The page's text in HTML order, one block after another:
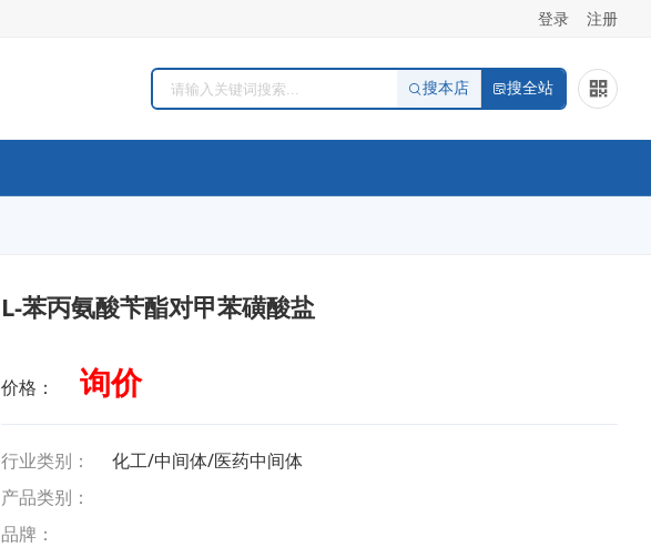
登录 注册
搜本店 搜全站
L-苯丙氨酸苄酯对甲苯磺酸盐
价格： 询价
行业类别：
化工/中间体/医药中间体
产品类别：
品牌：